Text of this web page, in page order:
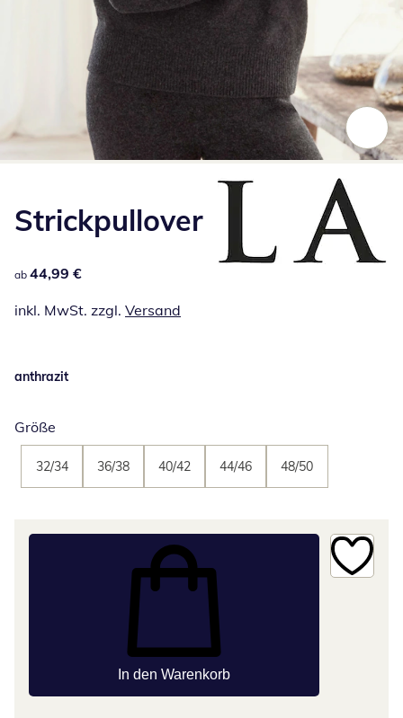
Strickpullover
44,99 €
ab 44,99 €
inkl. MwSt. zzgl. Versand
anthrazit
Größe
32/34 36/38 40/42 44/46 48/50
In den Warenkorb